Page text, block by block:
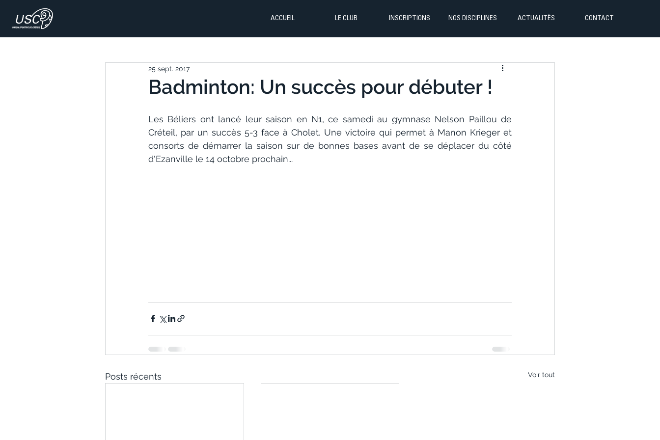
ACCUEIL LE CLUB INSCRIPTIONS NOS DISCIPLINES ACTUALITÉS CONTACT
Badminton: Un succès pour débuter !
25 sept. 2017
Les Béliers ont lancé leur saison en N1, ce samedi au gymnase Nelson Paillou de
Créteil, par un succès 5-3 face à Cholet. Une victoire qui permet à Manon Krieger et
consorts de démarrer la saison sur de bonnes bases avant de se déplacer du côté
d'Ezanville le 14 octobre prochain...
Posts récents Voir tout